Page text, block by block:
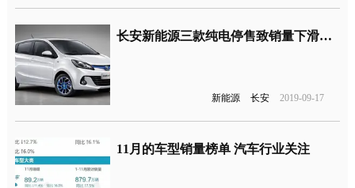
长安新能源三款纯电停售致销量下滑，年销量目标恐难完成
新能源 长安 2019-09-17
11月的车型销量榜单 汽车行业关注